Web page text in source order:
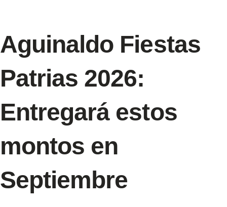
Aguinaldo Fiestas
Patrias 2026:
Entregará estos
montos en
Septiembre